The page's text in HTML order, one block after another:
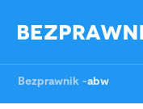
Bezprawnik -abw